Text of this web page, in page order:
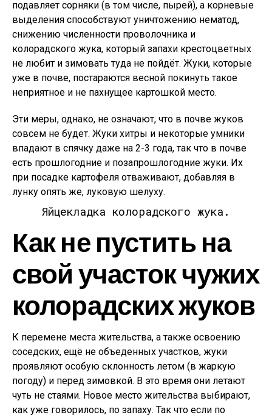
подавляет сорняки (в том числе, пырей), а корневые
выделения способствуют уничтожению нематод,
снижению численности проволочника и
колорадского жука, который запахи крестоцветных
не любит и зимовать туда не пойдёт. Жуки, которые
уже в почве, постараются весной покинуть такое
неприятное и не пахнущее картошкой место.
Эти меры, однако, не означают, что в почве жуков
совсем не будет. Жуки хитры и некоторые умники
впадают в спячку даже на 2-3 года, так что в почве
есть прошлогодние и позапрошлогодние жуки. Их
при посадке картофеля отваживают, добавляя в
лунку опять же, луковую шелуху.
Яйцекладка колорадского жука.
Как не пустить на
свой участок чужих
колорадских жуков
К перемене места жительства, а также освоению
соседских, ещё не объеденных участков, жуки
проявляют особую склонность летом (в жаркую
погоду) и перед зимовкой. В это время они летают
чуть не стаями. Новое место жительства выбирают,
как уже говорилось, по запаху. Так что если по